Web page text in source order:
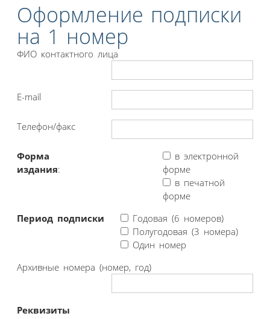
Оформление подписки
на 1 номер
ФИО контактного лица
E-mail
Телефон/факс
Форма
издания:
в электронной
форме
в печатной
форме
Период подписки
Годовая (6 номеров)
Полугодовая (3 номера)
Один номер
Архивные номера (номер, год)
Реквизиты